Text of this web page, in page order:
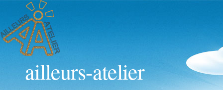
ailleurs-atelier